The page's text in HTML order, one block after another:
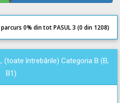
0% din tot PASUL 3 (0 din 1208)
0(toate întrebările) Categoria B (B,
B1)